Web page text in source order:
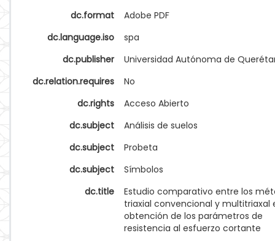
dc.format
Adobe PDF
dc.language.iso
spa
dc.publisher
Universidad Autónoma de
dc.relation.requires
No
dc.rights
Acceso Abierto
dc.subject
Análisis de suelos
dc.subject
Probeta
dc.subject
Símbolos
dc.title
Estudio comparativo entre los
triaxial convencional y multitriaxal
obtención de los parámetros de
resistencia al esfuerzo cortante